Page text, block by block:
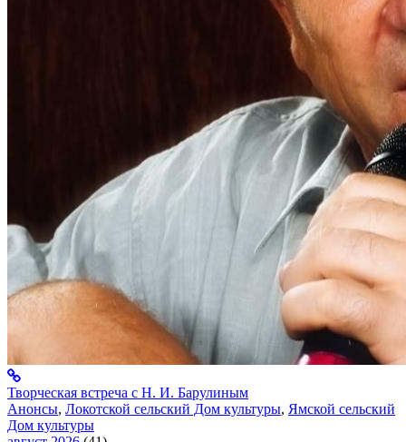
Творческая встреча с Н. И. Барулиным
Анонсы, Локотской сельский Дом культуры, Ямской сельский
Дом культуры